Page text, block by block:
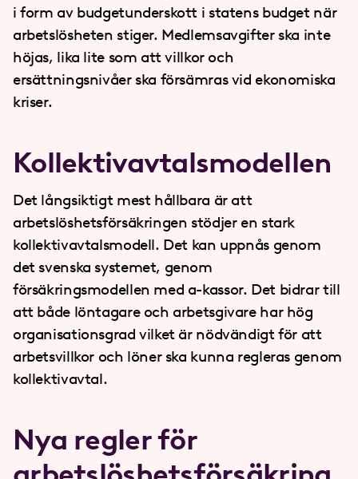
i form av budgetunderskott i statens budget när
arbetslösheten stiger. Medlemsavgifter ska inte
höjas, lika lite som att villkor och
ersättningsnivåer ska försämras vid ekonomiska
kriser.
Kollektivavtalsmodellen
Det långsiktigt mest hållbara är att
arbetslöshetsförsäkringen stödjer en stark
kollektivavtalsmodell. Det kan uppnås genom
det svenska systemet, genom
försäkringsmodellen med a-kassor. Det bidrar till
att både löntagare och arbetsgivare har hög
organisationsgrad vilket är nödvändigt för att
arbetsvillkor och löner ska kunna regleras genom
kollektivavtal.
Nya regler för